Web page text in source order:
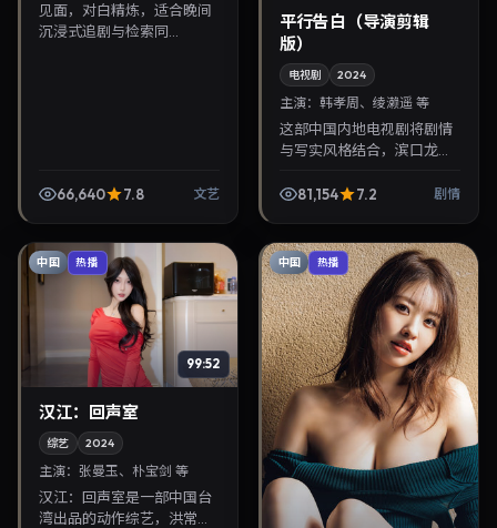
见面，对白精炼，适合晚间
沉浸式追剧与检索同...
66,640 7.8 文艺
平行告白（导演剪辑
版）
电视剧 2024
主演：韩孝周、绫濑遥 等
这部中国内地电视剧将剧情
与写实风格结合，滨口龙介
主角。2024年11月25日与观
81,154 7.2 剧情
中国 热播
99:52
汉江：回声室
综艺 2024
主演： 张曼玉、朴宝剑 等
汉江：回声室是一部中国台
湾出品的动作综艺，洪常秀
中国 热播